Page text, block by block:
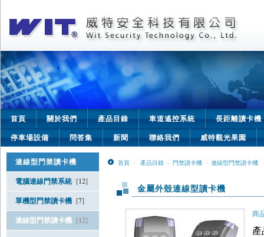
首頁 關於我們 產品目錄 車道遙控系統
長距離讀卡機
停車場設備
問答集 新聞 聯絡我們 威特觀光果園
連線型門禁讀卡機
電腦連線門禁系統 [12]
單機型門禁讀卡機 [7]
連線型門禁讀卡機 [12]
首頁 - 產品目錄 - 門禁讀卡機 - 連線型門禁讀卡機
金屬外殼連線型讀卡機
商